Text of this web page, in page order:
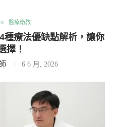
醫療衛教
種療法優缺點解析，讓你
擇！
6 6 月, 2026